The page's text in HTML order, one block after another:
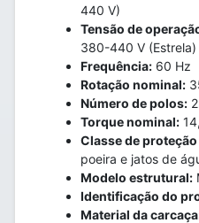
440 V)
Tensão de
380-440 V (Estrela)
Frequência: 60 Hz
Rotação nominal:
Número de polos:
Torque nominal:
Classe de proteção
poeira e jatos de
Modelo estrutural:
Identificação do
Material da